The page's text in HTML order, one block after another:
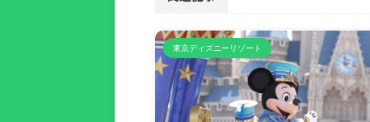
東京ディズニーリゾート